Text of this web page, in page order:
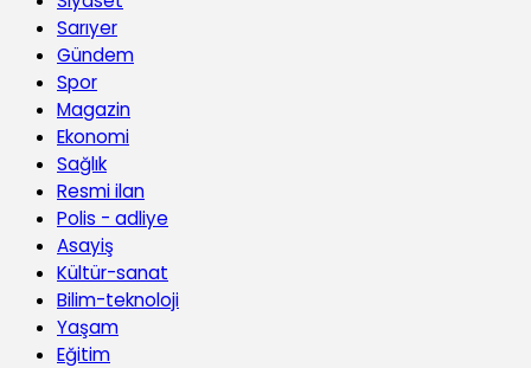
Sarıyer
Gündem
Spor
Magazin
Ekonomi
Sağlık
Resmi ilan
Polis - adliye
Asayiş
Kültür-sanat
Bilim-teknoloji
Yaşam
Eğitim